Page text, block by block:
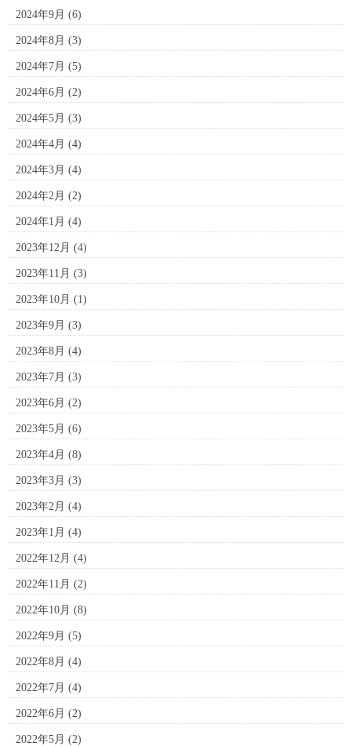
2024年9月 (6)
2024年8月 (3)
2024年7月 (5)
2024年6月 (2)
2024年5月 (3)
2024年4月 (4)
2024年3月 (4)
2024年2月 (2)
2024年1月 (4)
2023年12月 (4)
2023年11月 (3)
2023年10月 (1)
2023年9月 (3)
2023年8月 (4)
2023年7月 (3)
2023年6月 (2)
2023年5月 (6)
2023年4月 (8)
2023年3月 (3)
2023年2月 (4)
2023年1月 (4)
2022年12月 (4)
2022年11月 (2)
2022年10月 (8)
2022年9月 (5)
2022年8月 (4)
2022年7月 (4)
2022年6月 (2)
2022年5月 (2)